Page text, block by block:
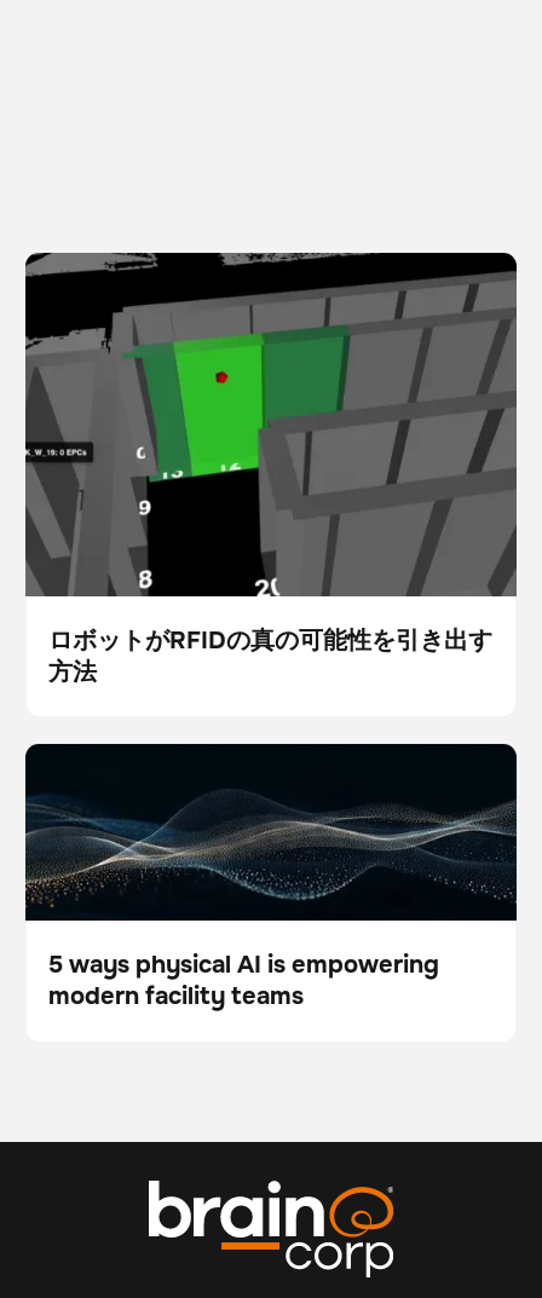
ロボットがRFIDの真の可能性を引き出す方法
スキャナー
在庫管理
Blog
ロボットがRFIDの真の可能性を引き出す
方法
5 ways physical AI is empowering modern facility
teams
スキャナー
フロアケア
Blog
5 ways physical AI is empowering
modern facility teams